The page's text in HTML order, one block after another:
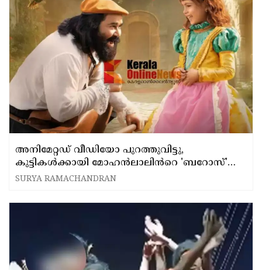
അനിമേറ്റഡ് വീഡിയോ പുറത്തുവിട്ടു,
കുട്ടികൾക്കായി മോഹൻലാലിൻറെ 'ബറോസ്'
വരുന്നു
SURYA RAMACHANDRAN